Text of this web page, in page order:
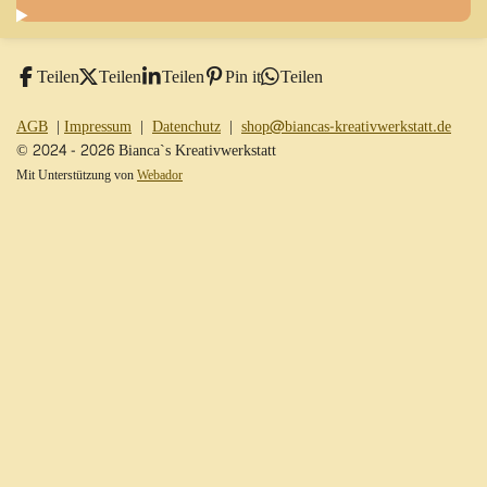
Teilen Teilen Teilen Pin it Teilen
AGB | Impressum | Datenchutz | shop@biancas-kreativwerkstatt.de
© 2024 - 2026 Bianca`s Kreativwerkstatt
Mit Unterstützung vonWebador